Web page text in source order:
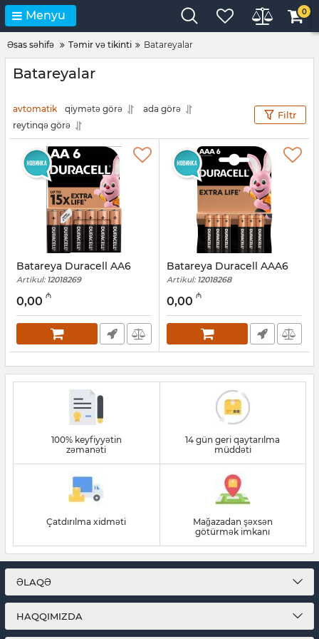
Menyu 0
Əsas səhifə Təmir və tikinti Batareyalar
Batareyalar
avtomatik qiymətə görə
ada görə
reytinqə görə
Filtr
Batareya Duracell AA6
Artikul: 12018269
0,00 ₼
Batareya Duracell AAA6
Artikul: 12018268
0,00 ₼
100% keyfiyyətin
zəmanəti
14 gün geri qaytarılma
müddəti
Çatdırılma xidməti
Mağazadan şəxsən
götürmək imkanı
ƏLAQƏ
HAQQIMIZDA